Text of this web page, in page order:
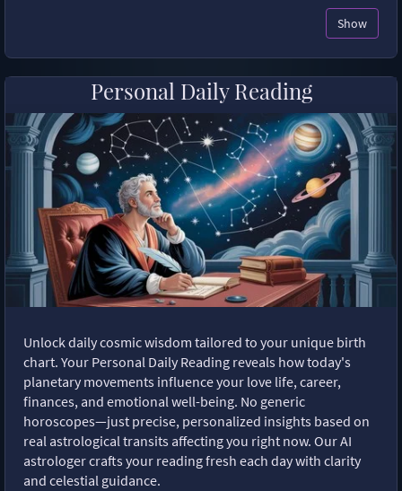
Show
Personal Daily Reading
Unlock daily cosmic wisdom tailored to your unique birth
chart. Your Personal Daily Reading reveals how today's
planetary movements influence your love life, career,
finances, and emotional well-being. No generic
horoscopes—just precise, personalized insights based on
real astrological transits affecting you right now. Our AI
astrologer crafts your reading fresh each day with clarity
and celestial guidance.